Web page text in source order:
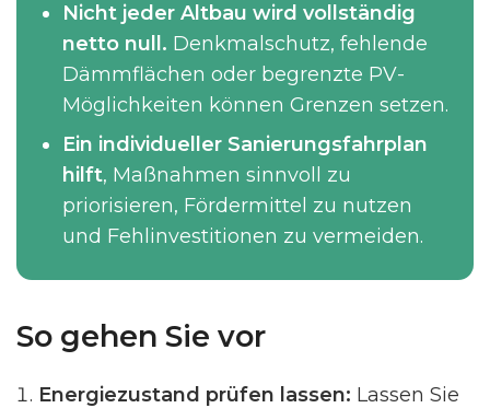
Nicht jeder Altbau wird vollständig
netto null. Denkmalschutz, fehlende
Dämmflächen oder begrenzte PV-
Möglichkeiten können Grenzen setzen.
Ein individueller Sanierungsfahrplan
hilft, Maßnahmen sinnvoll zu
priorisieren, Fördermittel zu nutzen
und Fehlinvestitionen zu vermeiden.
So gehen Sie vor
Energiezustand prüfen lassen: Lassen Sie